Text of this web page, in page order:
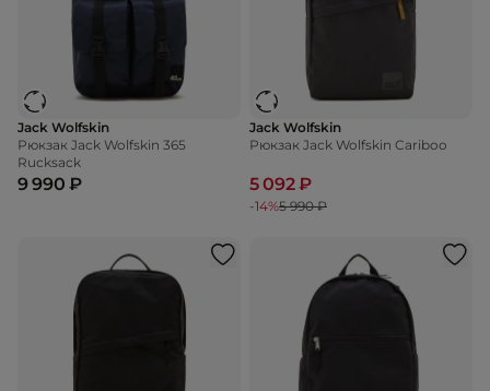
Jack Wolfskin
Рюкзак Jack Wolfskin 365
Rucksack
9 990 ₽
Jack Wolfskin
Рюкзак Jack Wolfskin Cariboo
5 092 ₽
-14%5 990 ₽